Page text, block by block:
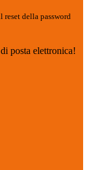
reset della password
posta elettronica!